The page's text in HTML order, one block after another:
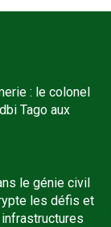
: le colonel
Tago aux
le génie civil
les défis et